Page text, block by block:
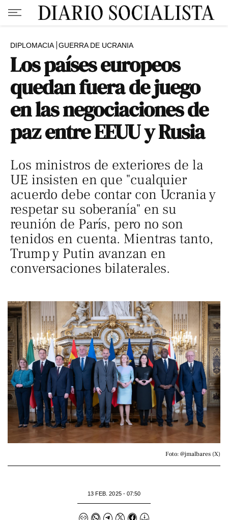
DIPLOMACIA GUERRA DE UCRANIA
Los países europeos
quedan fuera de juego
en las negociaciones de
paz entre EEUU y Rusia
Los ministros de exteriores de la
UE insisten en que "cualquier
acuerdo debe contar con Ucrania y
respetar su soberanía" en su
reunión de París, pero no son
tenidos en cuenta. Mientras tanto,
Trump y Putin avanzan en
conversaciones bilaterales.
Foto: @jmalbares (X)
13 FEB. 2025 - 07:50